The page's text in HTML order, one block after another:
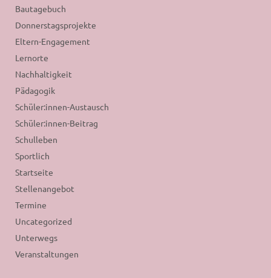
Bautagebuch
Donnerstagsprojekte
Eltern-Engagement
Lernorte
Nachhaltigkeit
Pädagogik
Schüler:innen-Austausch
Schüler:innen-Beitrag
Schulleben
Sportlich
Startseite
Stellenangebot
Termine
Uncategorized
Unterwegs
Veranstaltungen